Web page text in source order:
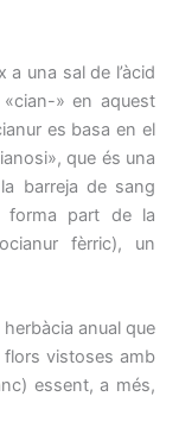
una sal de l’àcid
» en aquest
es basa en el
que és una
barreja de sang
forma part de la
fèrric), un
anual que
flors vistoses amb
essent, a més,